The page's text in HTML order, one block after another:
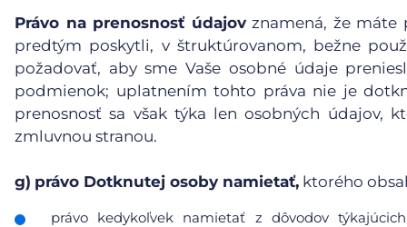
Právo na prenosnosť údajovznamená, že máte
predtým poskytli, v štruktúrovanom, bežne
požadovať, aby sme Vaše osobné údaje
podmienok; uplatnením tohto práva nie je
prenosnosť sa však týka len osobných údajov,
zmluvnou stranou.
g) právo Dotknutej osoby namietať, ktorého
právo kedykoľvek namietať z dôvodov